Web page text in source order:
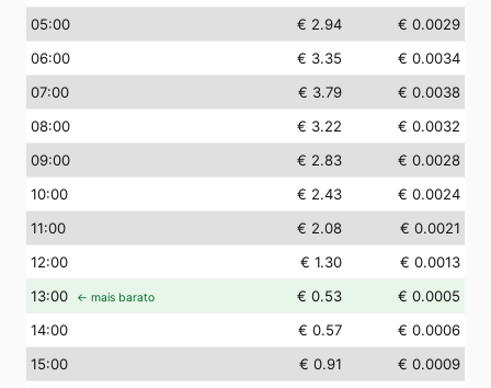
05:00 € 2.94
€ 0.0029
06:00 € 3.35
€ 0.0034
07:00 € 3.79
€ 0.0038
08:00 € 3.22
€ 0.0032
09:00 € 2.83
€ 0.0028
10:00 € 2.43
€ 0.0024
11:00 € 2.08
€ 0.0021
12:00 € 1.30
€ 0.0013
13:00 ← mais barato € 0.53
€ 0.0005
14:00 € 0.57
€ 0.0006
15:00 € 0.91
€ 0.0009